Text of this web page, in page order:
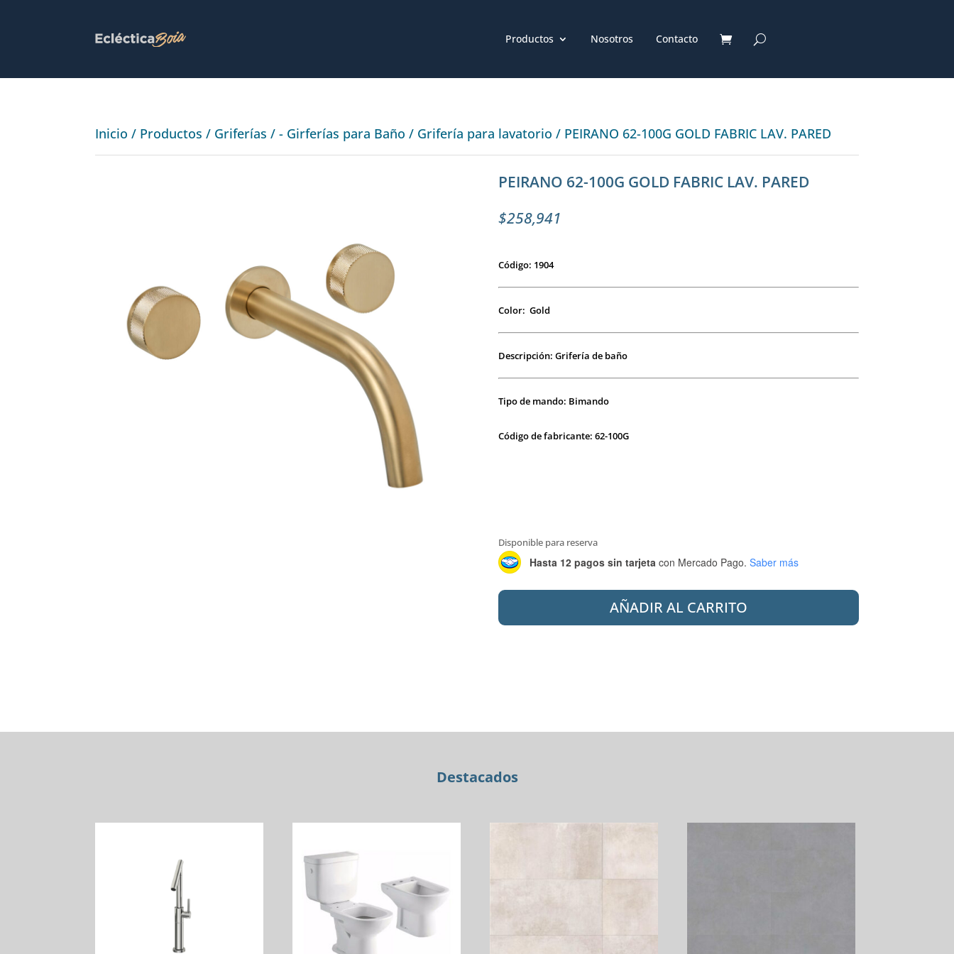
Productos Nosotros Contacto
Inicio / Productos / Griferías /- Girferías para Baño / Grifería para lavatorio / PEIRANO 62-100G GOLD FABRIC LAV. PARED
PEIRANO 62-100G GOLD FABRIC LAV. PARED
$258,941
Código: 1904
Color: Gold
Descripción: Grifería de baño
Tipo de mando: Bimando
Código de fabricante: 62-100G
Disponible para reserva
Hasta 12 pagos sin tarjeta con Mercado Pago. Saber más
PEIRANO
100G
AÑADIR AL CARRITO
Destacados